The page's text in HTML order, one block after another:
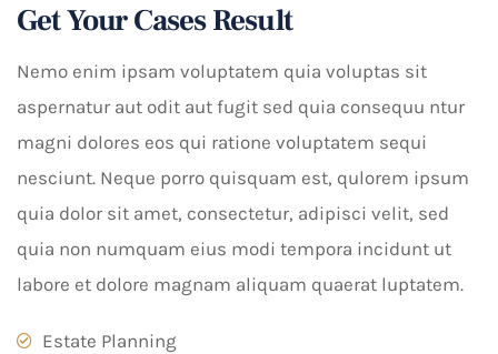
Get Your Cases Result
Nemo enim ipsam voluptatem quia voluptas sit
aspernatur aut odit aut fugit sed quia consequu ntur
magni dolores eos qui ratione voluptatem sequi
nesciunt. Neque porro quisquam est, qulorem ipsum
quia dolor sit amet, consectetur, adipisci velit, sed
quia non numquam eius modi tempora incidunt ut
labore et dolore magnam aliquam quaerat luptatem.
Estate Planning